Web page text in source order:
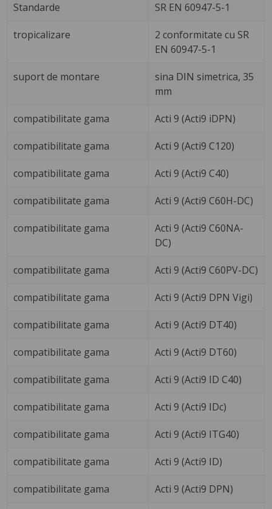
Standarde SR EN 60947-5-1
tropicalizare
2 conformitate cu SR
EN 60947-5-1
suport de montare
sina DIN simetrica, 35
mm
compatibilitate gama Acti 9 (Acti9 iDPN)
compatibilitate gama Acti 9 (Acti9 C120)
compatibilitate gama Acti 9 (Acti9 C40)
compatibilitate gama Acti 9 (Acti9 C60H-DC)
compatibilitate gama
Acti 9 (Acti9 C60NA-
DC)
compatibilitate gama Acti 9 (Acti9 C60PV-DC)
compatibilitate gama Acti 9 (Acti9 DPN Vigi)
compatibilitate gama Acti 9 (Acti9 DT40)
compatibilitate gama Acti 9 (Acti9 DT60)
compatibilitate gama Acti 9 (Acti9 ID C40)
compatibilitate gama Acti 9 (Acti9 IDc)
compatibilitate gama Acti 9 (Acti9 ITG40)
compatibilitate gama Acti 9 (Acti9 ID)
compatibilitate gama Acti 9 (Acti9 DPN)